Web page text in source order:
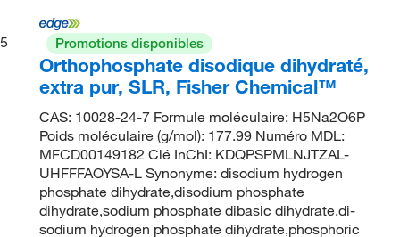
5 Promotions disponibles
Orthophosphate disodique dihydraté,
extra pur, SLR, Fisher Chemical™
CAS: 10028-24-7 Formule moléculaire: H5Na2O6P
Poids moléculaire (g/mol): 177.99 Numéro MDL:
MFCD00149182 Clé InChI: KDQPSPMLNJTZAL-
UHFFFAOYSA-L Synonyme: disodium hydrogen
phosphate dihydrate,disodium phosphate
dihydrate,sodium phosphate dibasic dihydrate,di-
sodium hydrogen phosphate dihydrate,phosphoric